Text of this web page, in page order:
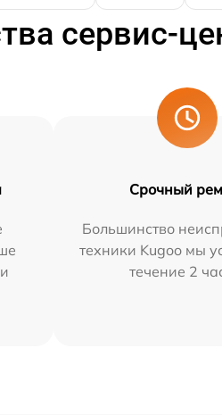
сервис-
Срочный
Большинство
техники Kugoo мы
течение 2